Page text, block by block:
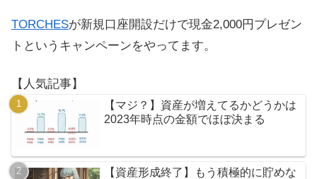
TORCHESが新規口座開設だけで現金2,000円プレゼン
トというキャンペーンをやってます。
【人気記事】
【マジ？】資産が増えてるかどうかは
2023年時点の金額でほぼ決まる
【資産形成終了】もう積極的に貯めな